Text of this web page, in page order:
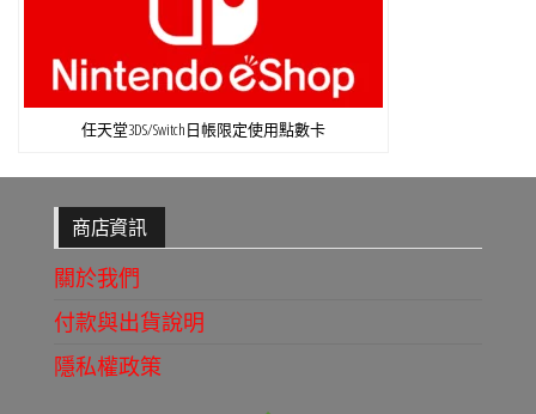
任天堂3DS/Switch日帳限定使用點數卡
商店資訊
關於我們
付款與出貨說明
隱私權政策